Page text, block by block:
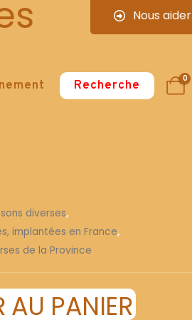
Nous aider
Recherche 0
diverses,
implantées en France,
de la Province
AU PANIER